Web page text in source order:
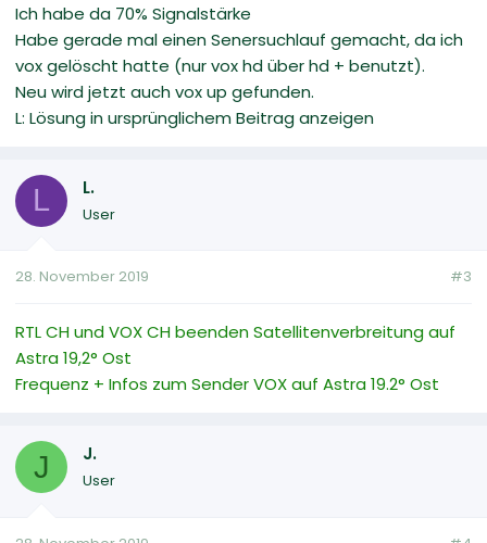
Ich habe da 70% Signalstärke
Habe gerade mal einen Senersuchlauf gemacht, da ich
vox gelöscht hatte (nur vox hd über hd + benutzt).
Neu wird jetzt auch vox up gefunden.
L: Lösung in ursprünglichem Beitrag anzeigen
L L.
User
28. November 2019 #3
RTL CH und VOX CH beenden Satellitenverbreitung auf
Astra 19,2° Ost
Frequenz + Infos zum Sender VOX auf Astra 19.2° Ost
J J.
User